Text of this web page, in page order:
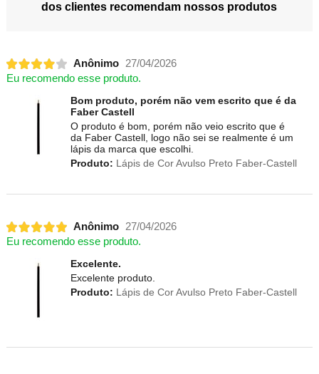
dos clientes recomendam nossos produtos
Anônimo
27/04/2026
Eu recomendo esse produto.
Bom produto, porém não vem escrito que é da
Faber Castell
O produto é bom, porém não veio escrito que é
da Faber Castell, logo não sei se realmente é um
lápis da marca que escolhi.
Produto: Lápis de Cor Avulso Preto Faber-Castell
Anônimo
27/04/2026
Eu recomendo esse produto.
Excelente.
Excelente produto.
Produto: Lápis de Cor Avulso Preto Faber-Castell